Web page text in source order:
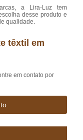
a Lira-Luz tem
desse produto e
qualidade.
têxtil em
em contato por